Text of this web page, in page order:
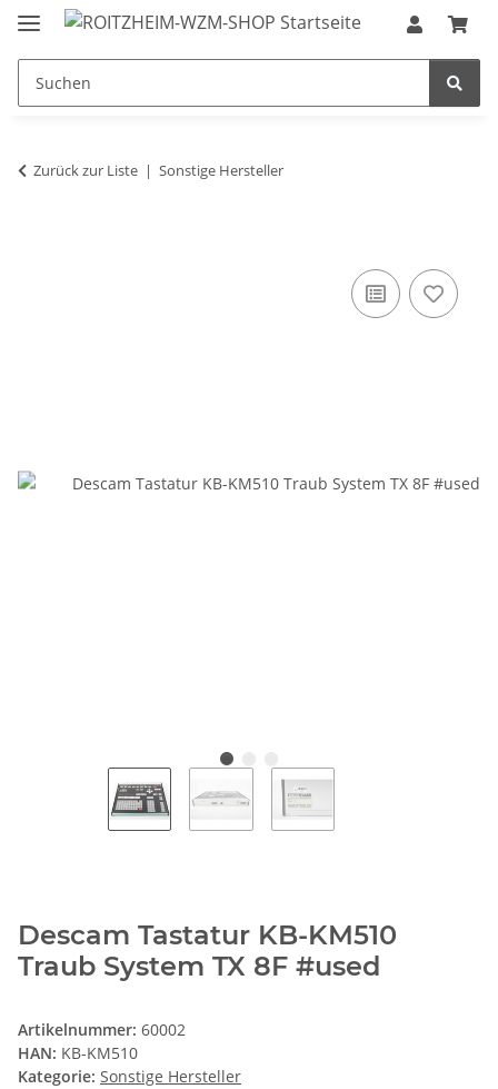
Zurück zur Liste Sonstige Hersteller
Descam Tastatur KB-KM510
Traub System TX 8F #used
Artikelnummer: 60002
HAN: KB-KM510
Kategorie: Sonstige Hersteller